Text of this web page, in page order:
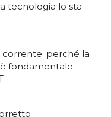
tecnologia lo sta
corrente: perché la
fondamentale